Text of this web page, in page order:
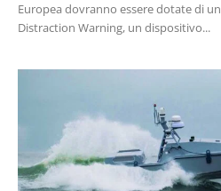
Europea dovranno essere dotate di
Distraction Warning, un dispositivo...